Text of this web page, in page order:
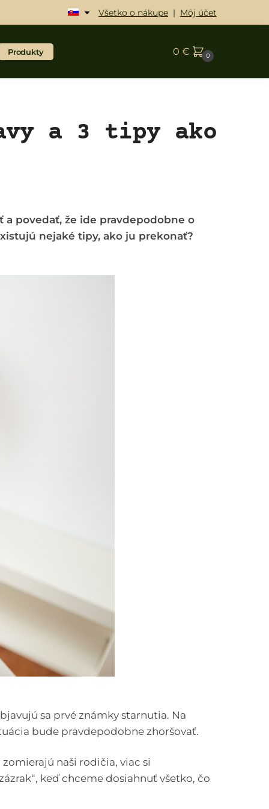
Všetko o nákupe | Môj účet
Produkty 0 € 0
a 3 tipy ako
povedať, že ide pravdepodobne o
nejaké tipy, ako ju prekonať?
sa prvé známky starnutia. Na
bude pravdepodobne zhoršovať.
naši rodičia, viac si
keď chceme dosiahnuť všetko, čo